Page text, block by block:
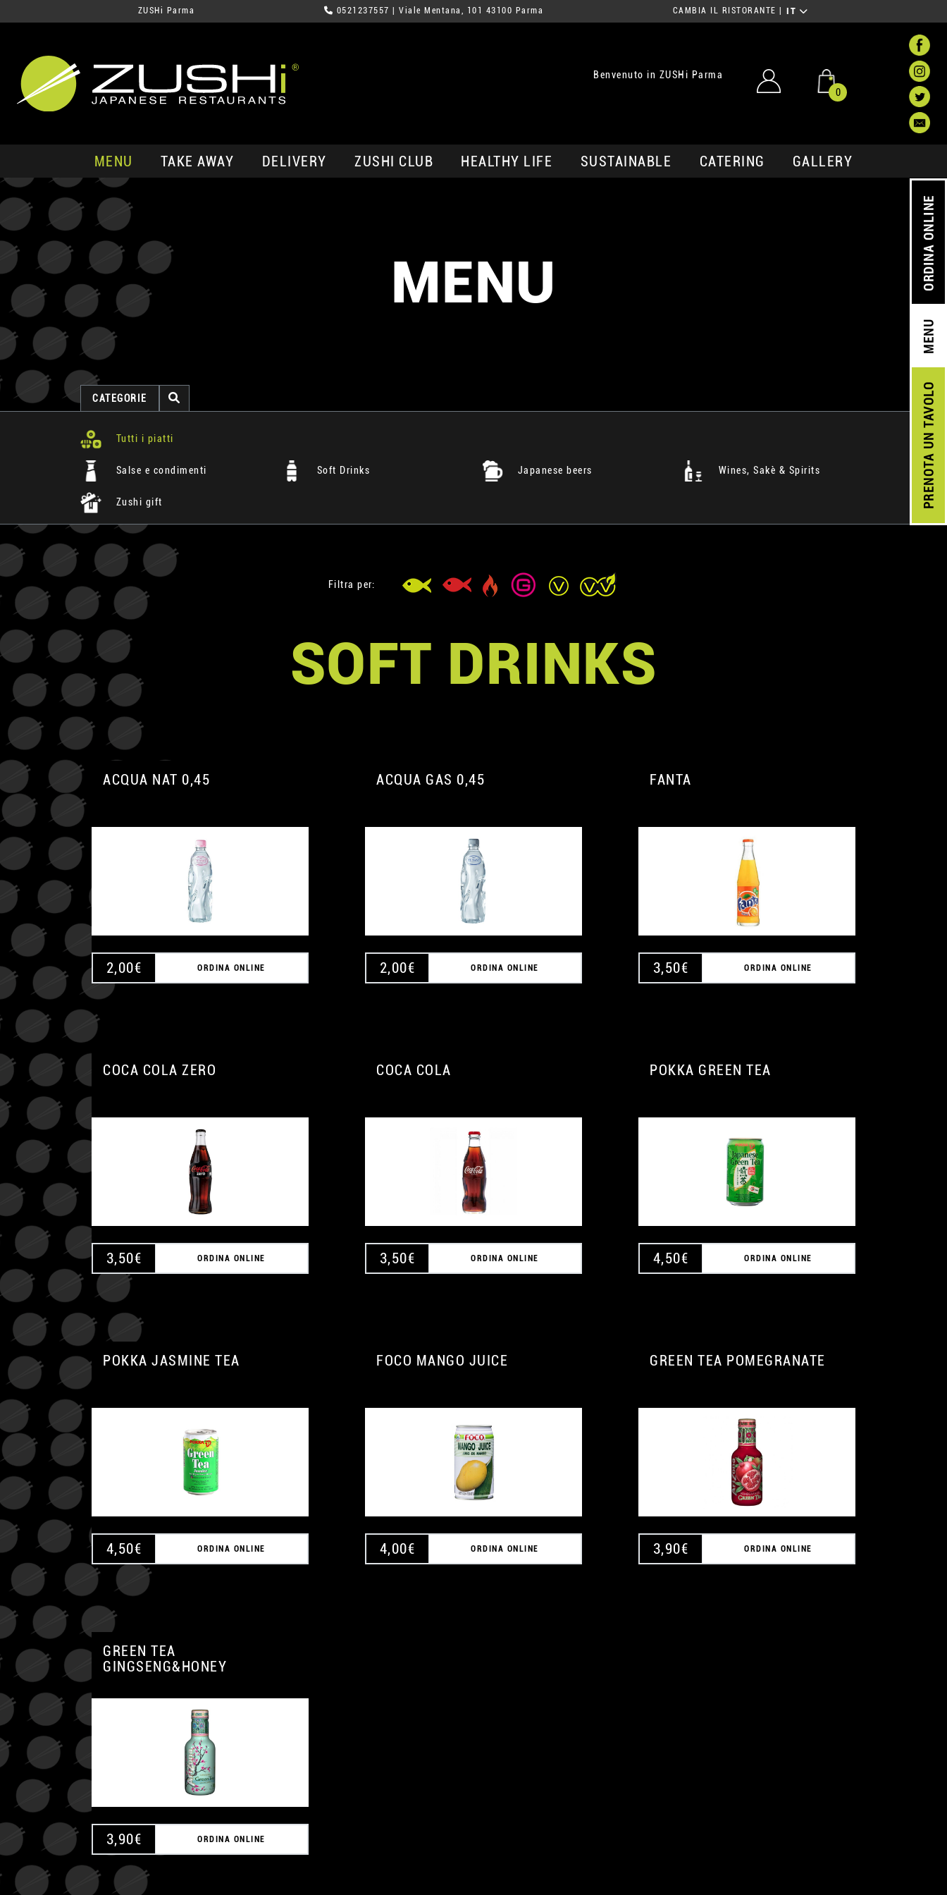
ZUSHi Parma 0521237557 | Viale Mentana, 101 43100 Parma CAMBIA IL RISTORANTE IT
Benvenuto in ZUSHi Parma
0
MENU TAKE AWAY DELIVERY ZUSHI CLUB HEALTHY LIFE SUSTAINABLE CATERING GALLERY
PRENOTA
UN TAVOLO
MENU
ORDINA ONLINE
MENU
CATEGORIE
Tutti i piatti
Salse e condimenti Soft Drinks Japanese beers Wines, Sakè & Spirits
Zushi gift
Filtra per:
SOFT DRINKS
ACQUA NAT 0,45
2,00€ ORDINA ONLINE
ACQUA GAS 0,45
2,00€ ORDINA ONLINE
FANTA
3,50€ ORDINA ONLINE
COCA COLA ZERO
3,50€ ORDINA ONLINE
COCA COLA
3,50€ ORDINA ONLINE
POKKA GREEN TEA
4,50€ ORDINA ONLINE
POKKA JASMINE TEA
4,50€ ORDINA ONLINE
FOCO MANGO JUICE
4,00€ ORDINA ONLINE
GREEN TEA POMEGRANATE
3,90€ ORDINA ONLINE
GREEN TEA
GINGSENG&HONEY
3,90€ ORDINA ONLINE